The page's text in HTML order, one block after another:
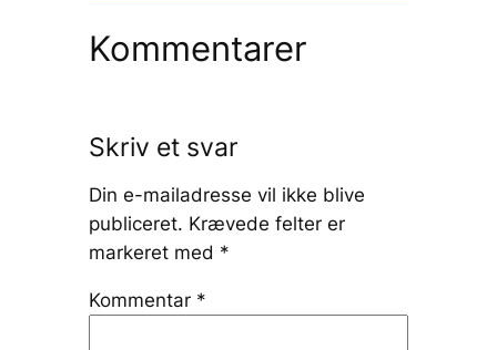
Kommentarer
Skriv et svar
Din e-mailadresse vil ikke blive
publiceret. Krævede felter er
markeret med *
Kommentar *